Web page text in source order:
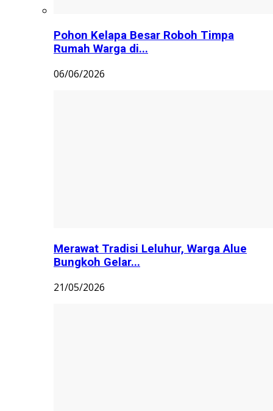
Pohon Kelapa Besar Roboh Timpa
Rumah Warga di...
06/06/2026
Merawat Tradisi Leluhur, Warga Alue
Bungkoh Gelar...
21/05/2026